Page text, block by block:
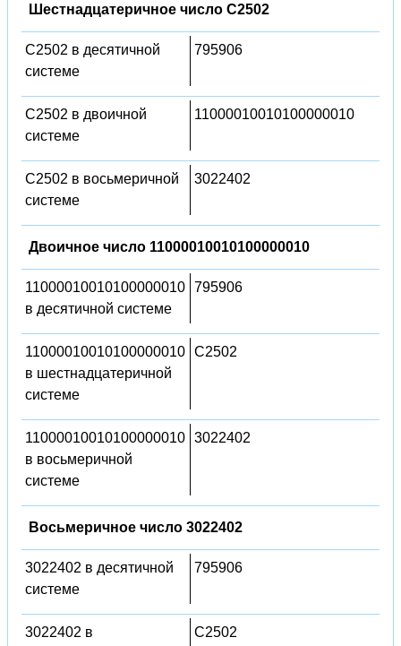
Шестнадцатеричное число C2502
C2502 в десятичной
системе
795906
C2502 в двоичной
системе
11000010010100000010
C2502 в восьмеричной
системе
3022402
Двоичное число 11000010010100000010
11000010010100000010
в десятичной системе
795906
11000010010100000010
в шестнадцатеричной
системе
C2502
11000010010100000010
в восьмеричной
системе
3022402
Восьмеричное число 3022402
3022402 в десятичной
системе
795906
3022402 в
C2502